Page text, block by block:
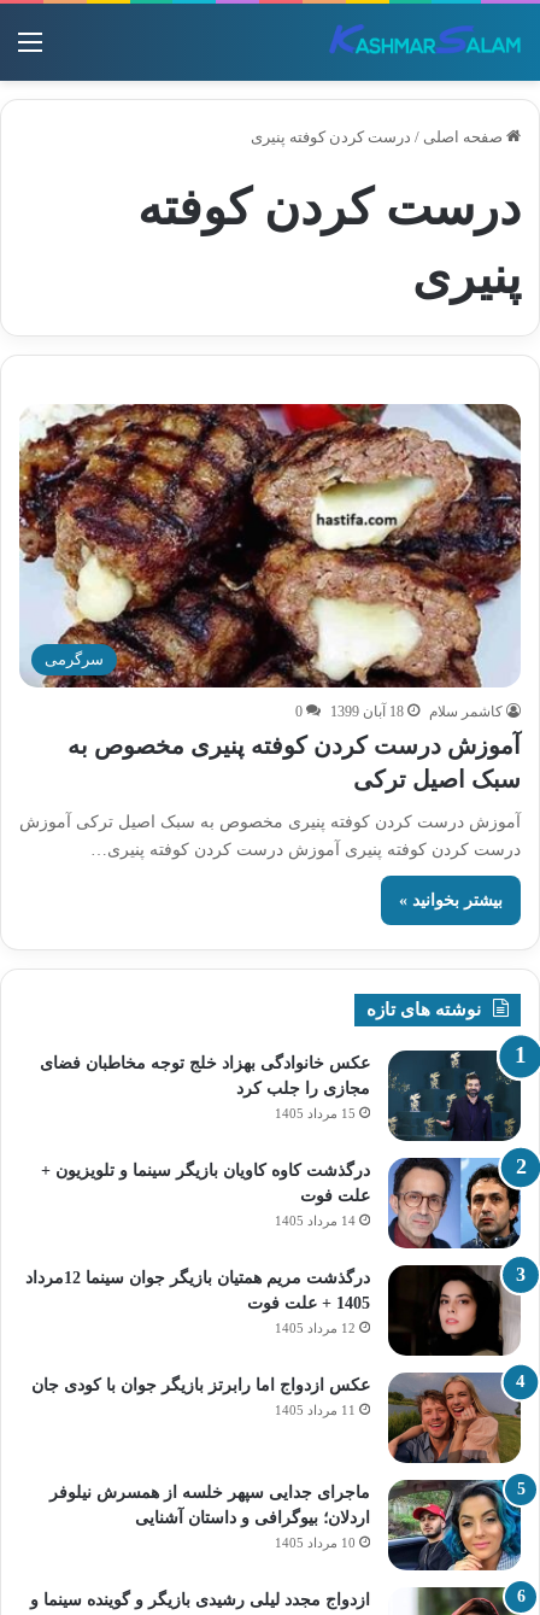
صفحه اصلی / درست کردن کوفته پنیری
درست کردن کوفته
پنیری
سرگرمی
کاشمر سلام 18 آبان 1399 0
آموزش درست کردن کوفته پنیری مخصوص به
سبک اصیل ترکی
آموزش درست کردن کوفته پنیری مخصوص به سبک اصیل ترکی آموزش
درست کردن کوفته پنیری آموزش درست کردن کوفته پنیری…
بیشتر بخوانید »
نوشته های تازه
عکس خانوادگی بهزاد خلج توجه مخاطبان فضای
مجازی را جلب کرد
15 مرداد 1405
درگذشت کاوه کاویان بازیگر سینما و تلویزیون +
علت فوت
14 مرداد 1405
درگذشت مریم همتیان بازیگر جوان سینما 12مرداد
1405 + علت فوت
12 مرداد 1405
عکس ازدواج اما رابرتز بازیگر جوان با کودی جان
11 مرداد 1405
ماجرای جدایی سپهر خلسه از همسرش نیلوفر
اردلان؛ بیوگرافی و داستان آشنایی
10 مرداد 1405
ازدواج مجدد لیلی رشیدی بازیگر و گوینده سینما و